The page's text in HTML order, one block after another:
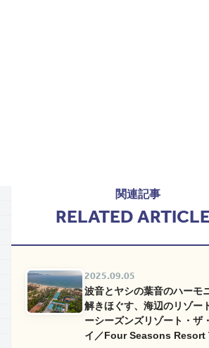
関連記事
RELATED
2025.09.05
波音とヤシの葉音のハーモ
解きほぐす、海辺のリゾー
ーシーズンズリゾート・ザ
イ／Four Seasons Resort